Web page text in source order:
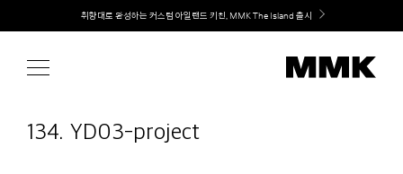
content
Welcome! 신규 회원가입 시 MMK Shop Coupon (총 60만원) 지급
134. YD03-project